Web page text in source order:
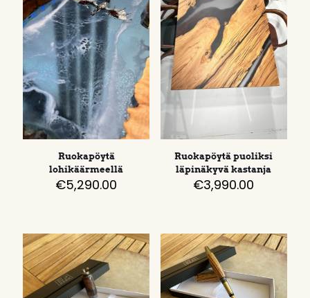
Ruokapöytä
lohikäärmeellä
€5,290.00
Ruokapöytä puoliksi
läpinäkyvä kastanja
€3,990.00